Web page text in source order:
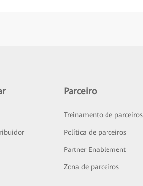
Parceiro
Treinamento de parceiros
Política de parceiros
Partner Enablement
Zona de parceiros